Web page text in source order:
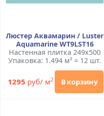
Люстер Аквамарин / Luster
Aquamarine WT9LST16
Настенная плитка 249x500
Упаковка: 1.494 м² = 12 шт.
1295 руб/ м2 В корзину